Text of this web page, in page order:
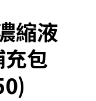
縮液
包